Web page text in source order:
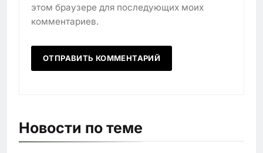
этом браузере для последующих моих
комментариев.
Новости по теме